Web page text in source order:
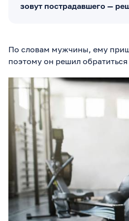
зовут пострадавшего —
По словам мужчины, ему
поэтому он решил